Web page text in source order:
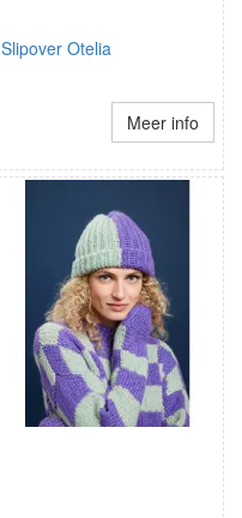
Slipover Otelia
Meer info